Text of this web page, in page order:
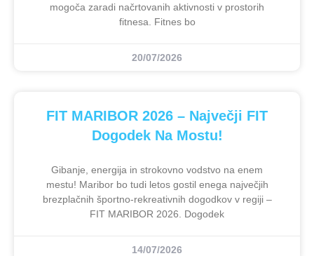
mogoča zaradi načrtovanih aktivnosti v prostorih
fitnesa. Fitnes bo
20/07/2026
FIT MARIBOR 2026 – Največji FIT
Dogodek Na Mostu!
Gibanje, energija in strokovno vodstvo na enem
mestu! Maribor bo tudi letos gostil enega največjih
brezplačnih športno-rekreativnih dogodkov v regiji –
FIT MARIBOR 2026. Dogodek
14/07/2026